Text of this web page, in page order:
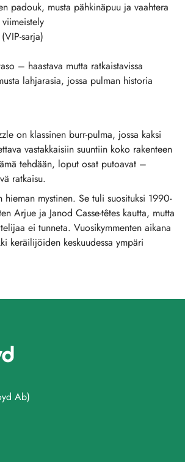
padouk, musta pähkinäpuu ja vaahtera
sarja)
– haastava mutta ratkaistavissa
lahjarasia, jossa pulman historia
on klassinen burr-pulma, jossa kaksi
vastakkaisiin suuntiin koko rakenteen
tehdään, loput osat putoavat –
ratkaisu.
hieman mystinen. Se tuli suosituksi 1990-
Arjue ja Janod Casse-têtes kautta, mutta
ei tunneta. Vuosikymmenten aikana
keräilijöiden keskuudessa ympäri
Ab)